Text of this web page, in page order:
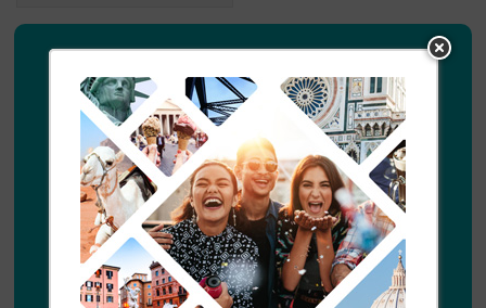
Inspiratie
Nieuwsbrief
Wil je graag af en toe reisinspiratie ontvangen van
Diogenes Reizen ontvangen? Laat je emailadres
achter en we houden je graag op de hoogte.
Voornaam